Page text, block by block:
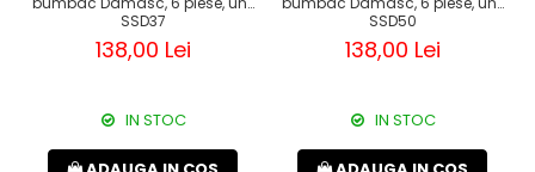
SSD37
138,00 Lei
IN STOC
SSD50
138,00 Lei
IN STOC